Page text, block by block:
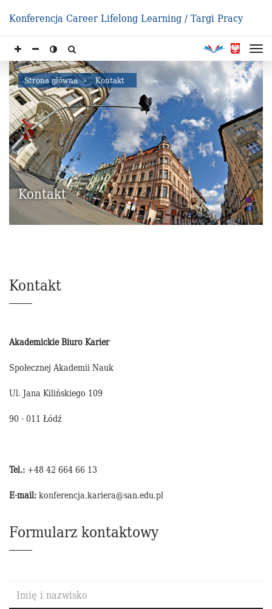
Konferencja Career Lifelong Learning / Targi Pracy
Strona główna Kontakt
Kontakt
Kontakt
Akademickie Biuro Karier
Społecznej Akademii Nauk
Ul. Jana Kilińskiego 109
90 - 011 Łódź
Tel.: +48 42 664 66 13
E-mail:konferencja.kariera@san.edu.pl
Formularz kontaktowy